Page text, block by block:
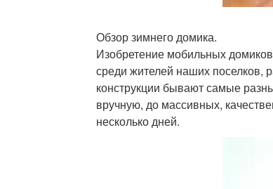
Обзор зимнего домика.
Изобретение мобильных
среди жителей наших поселков,
конструкции бывают самые
вручную, до массивных,
несколько дней.